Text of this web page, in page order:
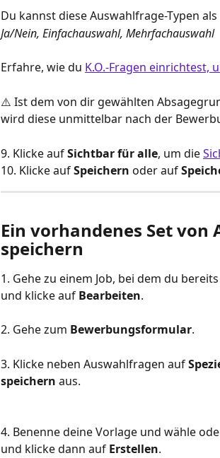
Du kannst diese Auswahlfrage-Typen als
Ja/Nein, Einfachauswahl, Mehrfachauswahl
Erfahre, wie du K.O.-Fragen einrichtest,
⚠️ Ist dem von dir gewählten
wird diese unmittelbar nach der
9. Klicke auf Sichtbar für alle, um die
10. Klicke auf Speichern oder auf
Ein vorhandenes Set
speichern
1. Gehe zu einem Job, bei dem du
und klicke auf Bearbeiten.
2. Gehe zum Bewerbungsformular.
3. Klicke neben Auswahlfragen auf
speichern aus.
4. Benenne deine Vorlage und wähle
und klicke dann auf Erstellen.